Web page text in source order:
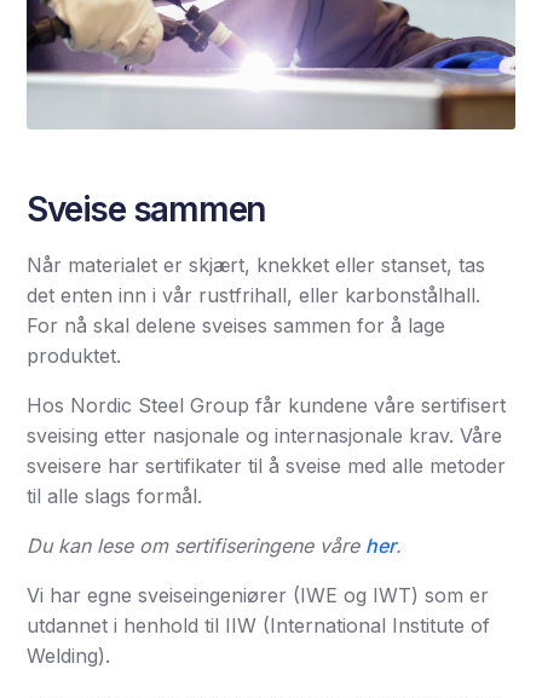
Sveise sammen
Når materialet er skjært, knekket eller stanset, tas
det enten inn i vår rustfrihall, eller karbonstålhall.
For nå skal delene sveises sammen for å lage
produktet.
Hos Nordic Steel Group får kundene våre sertifisert
sveising etter nasjonale og internasjonale krav. Våre
sveisere har sertifikater til å sveise med alle metoder
til alle slags formål.
Du kan lese om sertifiseringene våre her.
Vi har egne sveiseingeniører (IWE og IWT) som er
utdannet i henhold til IIW (International Institute of
Welding).